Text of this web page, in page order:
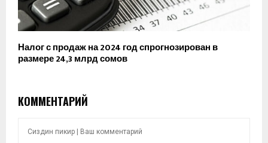
Налог с продаж на 2024 год спрогнозирован в
размере 24,3 млрд сомов
КОММЕНТАРИЙ